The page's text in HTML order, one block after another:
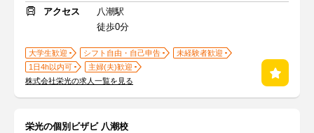
アクセス
八潮駅
徒歩0分
大学生歓迎 シフト自由・自己申告
未経験者歓迎
1日4h以内可
主婦(夫)歓迎
株式会社栄光の求人一覧を見る
栄光の個別ビザビ 八潮校